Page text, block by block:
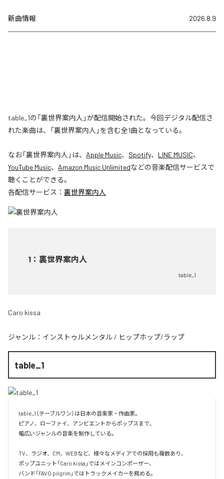
新曲情報 2026.8.9
table_1の「裏世界案内人」が配信開始された。今回デジタル配信さ
れた楽曲は、「裏世界案内人」を含む全1曲となっている。
なお「裏世界案内人 」は、 Apple Music、 Spotify、 LINE MUSIC、
YouTube Music、 Amazon Music Unlimitedなどの音楽配信サービスで
聴くことができる。
各配信サービス： 裏世界案内人
1 ： 裏世界案内人
table_1
Caro kissa
ジャンル： インストゥルメンタル / ヒップホップ/ラップ
table_1
table_1（テーブルワン）は日本の音楽家・作曲家。
ピアノ、ローファイ、アンビエントからポップスまで、
幅広いジャンルの音楽を制作している。
TV、ラジオ、CM、WEBなど、様々なメディアでの採用も複数あり、
ポップユニット「Caro kissa」ではメインコンポーザー、
バンド「FAVO pilgrim」ではトラックメイカーを務める。